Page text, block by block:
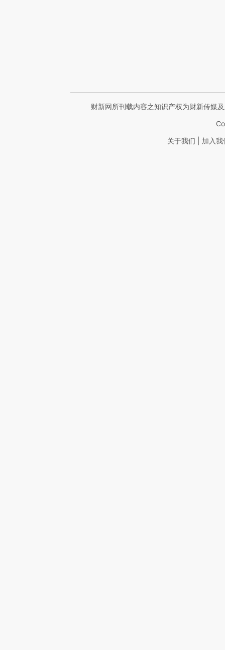
财新网所刊载内容之知识产权为财新传媒
关于我们 加入我